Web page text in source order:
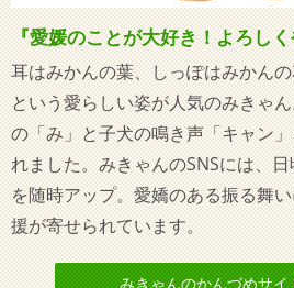
『愛媛のことが大好き！よろしく
耳はみかんの葉、しっぽはみかん
という愛らしい姿が人気のみきゃ
の「み」と子犬の鳴き声「キャン
れました。みきゃんのSNSには、
を随時アップ。愛嬌のある振る舞
援が寄せられています。
みきゃんのかんづめサイ